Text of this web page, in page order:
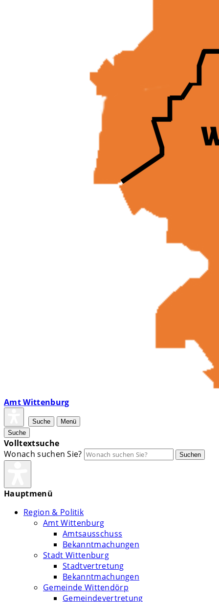
Amt Wittenburg
Suche
Menü
Suche
Volltextsuche
Wonach suchen Sie?
Suchen
Hauptmenü
Region & Politik
Amt Wittenburg
Amtsausschuss
Bekanntmachungen
Stadt Wittenburg
Stadtvertretung
Bekanntmachungen
Gemeinde Wittendörp
Gemeindevertretung